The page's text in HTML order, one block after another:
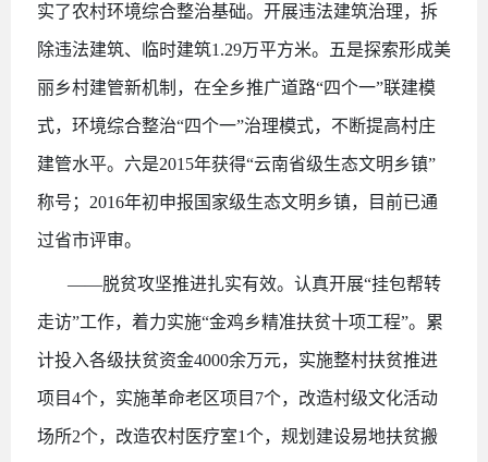
实了农村环境综合整治基础。开展违法建筑治理，拆
除违法建筑、临时建筑1.29万平方米。五是探索形成美
丽乡村建管新机制，在全乡推广道路“四个一”联建模
式，环境综合整治“四个一”治理模式，不断提高村庄
建管水平。六是2015年获得“云南省级生态文明乡镇”
称号；2016年初申报国家级生态文明乡镇，目前已通
过省市评审。
——脱贫攻坚推进扎实有效。认真开展“挂包帮转
走访”工作，着力实施“金鸡乡精准扶贫十项工程”。累
计投入各级扶贫资金4000余万元，实施整村扶贫推进
项目4个，实施革命老区项目7个，改造村级文化活动
场所2个，改造农村医疗室1个，规划建设易地扶贫搬